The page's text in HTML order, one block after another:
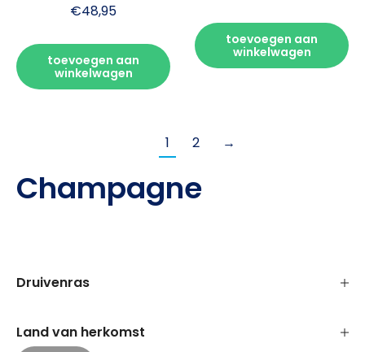
€48,95
toevoegen aan
winkelwagen
toevoegen aan
winkelwagen
1 2 →
Champagne
Druivenras
Land van herkomst